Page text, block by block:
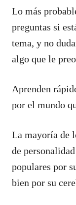
Lo más
preguntas si
tema, y no
algo que le
Aprenden
por el mundo
La mayoría de
de
populares por
bien por su